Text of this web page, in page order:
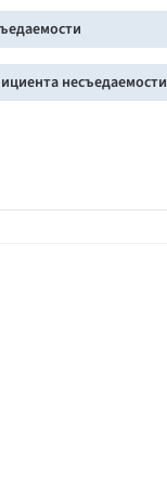
несъедаемости